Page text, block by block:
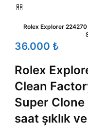
Rolex Explorer
₺
Rolex
Clean
Super Clone
saat şıklık ve